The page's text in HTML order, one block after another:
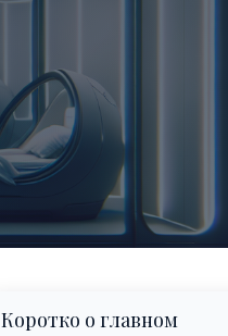
Коротко о главном